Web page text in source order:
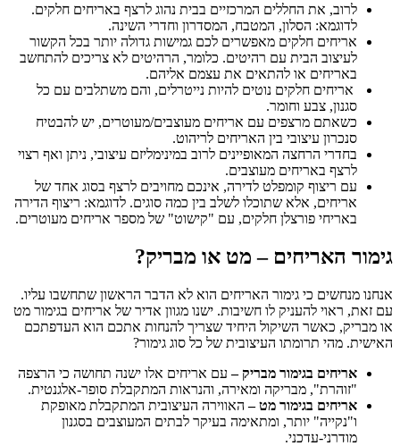
לרוב, את החללים המרכזיים בבית נהוג לרצף באריחים חלקים.
לדוגמא: הסלון, המטבח, המסדרון וחדרי השינה.
אריחים חלקים מאפשרים לכם גמישות גדולה יותר בכל הקשור
לעיצוב הבית עם רהיטים. כלומר, הרהיטים לא צריכים להתחשב
באריחים או להתאים את עצמם אליהם.
אריחים חלקים נוטים להיות נייטרלים, והם משתלבים עם כל
סגנון, צבע וחומר.
כשאתם מרצפים עם אריחים מעוצבים/מעוטרים, יש להבטיח
סנכרון עיצובי בין האריחים לריהוט.
בחדרי הרחצה המאופיינים לרוב במינימליזם עיצובי, ניתן ואף רצוי
לרצף באריחים מעוצבים.
עם ריצוף קומפלט לדירה, אינכם מחויבים לרצף בסוג אחד של
אריחים, אלא שתוכלו לשלב בין כמה סוגים. לדוגמא: ריצוף הדירה
באריחי פורצלן חלקים, עם "קישוט" של מספר אריחים מעוטרים.
גימור האריחים – מט או מבריק?
אנחנו מנחשים כי גימור האריחים הוא לא הדבר הראשון שתחשבו עליו.
עם זאת, ראוי להעניק לו חשיבות. ישנו מגוון אדיר של אריחים בגימור מט
או מבריק, כאשר השיקול היחיד שצריך להנחות אתכם הוא העדפתכם
האישית. מהי תרומתו העיצובית של כל סוג גימור?
אריחים בגימור מבריק –עם אריחים אלו ישנה תחושה כי הרצפה
"זוהרת", מבריקה ומאירה, והנראות המתקבלת סופר-אלגנטית.
אריחים בגימור מט –האווירה העיצובית המתקבלת מאופקת
ו"נקייה" יותר, ומתאימה בעיקר לבתים המעוצבים בסגנון
מודרני-עדכני.